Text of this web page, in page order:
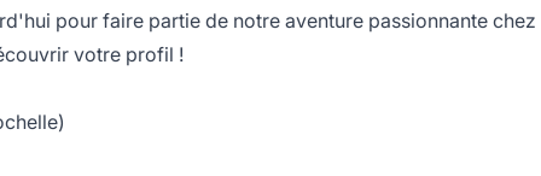
pour faire partie de notre aventure passionnante chez
votre profil !